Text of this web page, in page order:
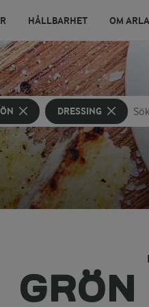
HÅLLBARHET OM ARLA
DRESSING